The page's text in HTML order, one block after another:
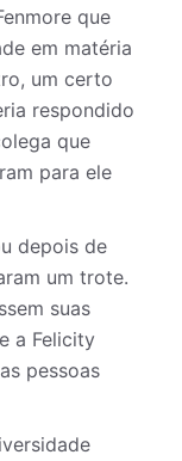
que
em matéria
um certo
respondido
que
para ele
depois de
um trote.
suas
a Felicity
pessoas